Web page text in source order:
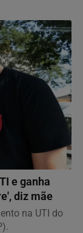
e ganha
diz mãe
na UTI do